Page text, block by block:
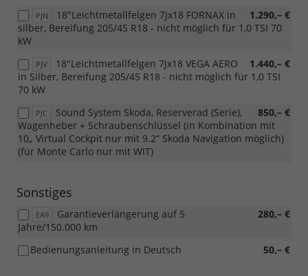
PJN 1.290,– €
18"Leichtmetallfelgen 7Jx18 FORNAX in
silber, Bereifung 205/45 R18 - nicht möglich für 1,0 TSI 70
kW
PJV 1.440,– €
18"Leichtmetallfelgen 7Jx18 VEGA AERO
in Silber, Bereifung 205/45 R18 - nicht möglich für 1,0 TSI
70 kW
PJC 850,– €
Sound System Skoda, Reserverad (Serie),
Wagenheber + Schraubenschlüssel (in Kombination mit
10„ Virtual Cockpit nur mit 9.2“ Skoda Navigation möglich)
(für Monte Carlo nur mit WIT)
Sonstiges
EA9 280,– €
Garantieverlängerung auf 5
Jahre/150.000 km
50,– €
Bedienungsanleitung in Deutsch